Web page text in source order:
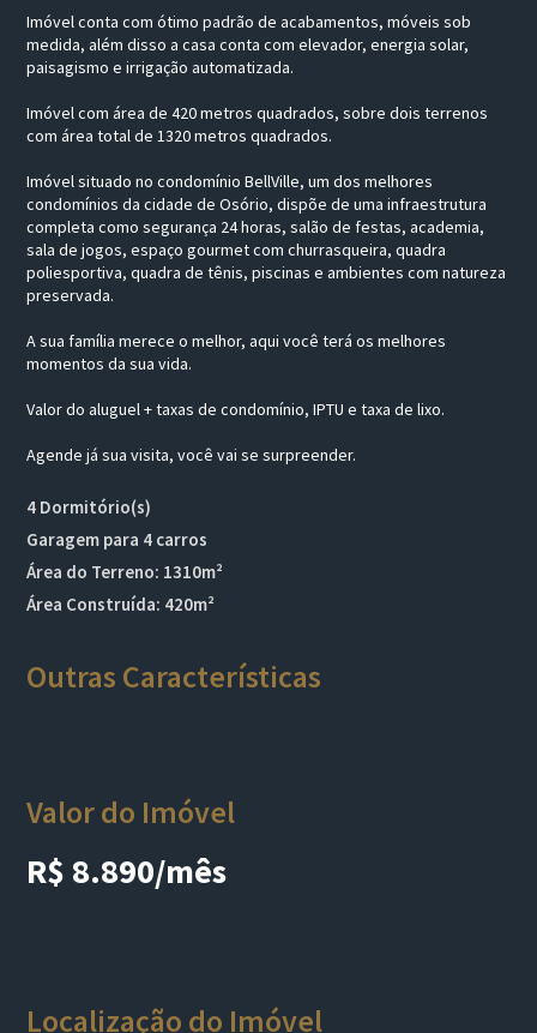
Imóvel conta com ótimo padrão de acabamentos, móveis sob
medida, além disso a casa conta com elevador, energia solar,
paisagismo e irrigação automatizada.
Imóvel com área de 420 metros quadrados, sobre dois terrenos
com área total de 1320 metros quadrados.
Imóvel situado no condomínio BellVille, um dos melhores
condomínios da cidade de Osório, dispõe de uma infraestrutura
completa como segurança 24 horas, salão de festas, academia,
sala de jogos, espaço gourmet com churrasqueira, quadra
poliesportiva, quadra de tênis, piscinas e ambientes com natureza
preservada.
A sua família merece o melhor, aqui você terá os melhores
momentos da sua vida.
Valor do aluguel + taxas de condomínio, IPTU e taxa de lixo.
Agende já sua visita, você vai se surpreender.
4 Dormitório(s)
Garagem para 4 carros
Área do Terreno: 1310m²
Área Construída: 420m²
Outras Características
Valor do Imóvel
R$ 8.890/mês
Localização do Imóvel